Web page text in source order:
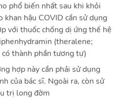
phổ biến nhất sau khi khỏi
khan hậu COVID cần sử dụng
với thuốc chống dị ứng thế hệ
(theralene;
thành phần tương tự)
hợp này cần phải sử dụng
của bác sĩ. Ngoài ra, còn sử
trị long đờm